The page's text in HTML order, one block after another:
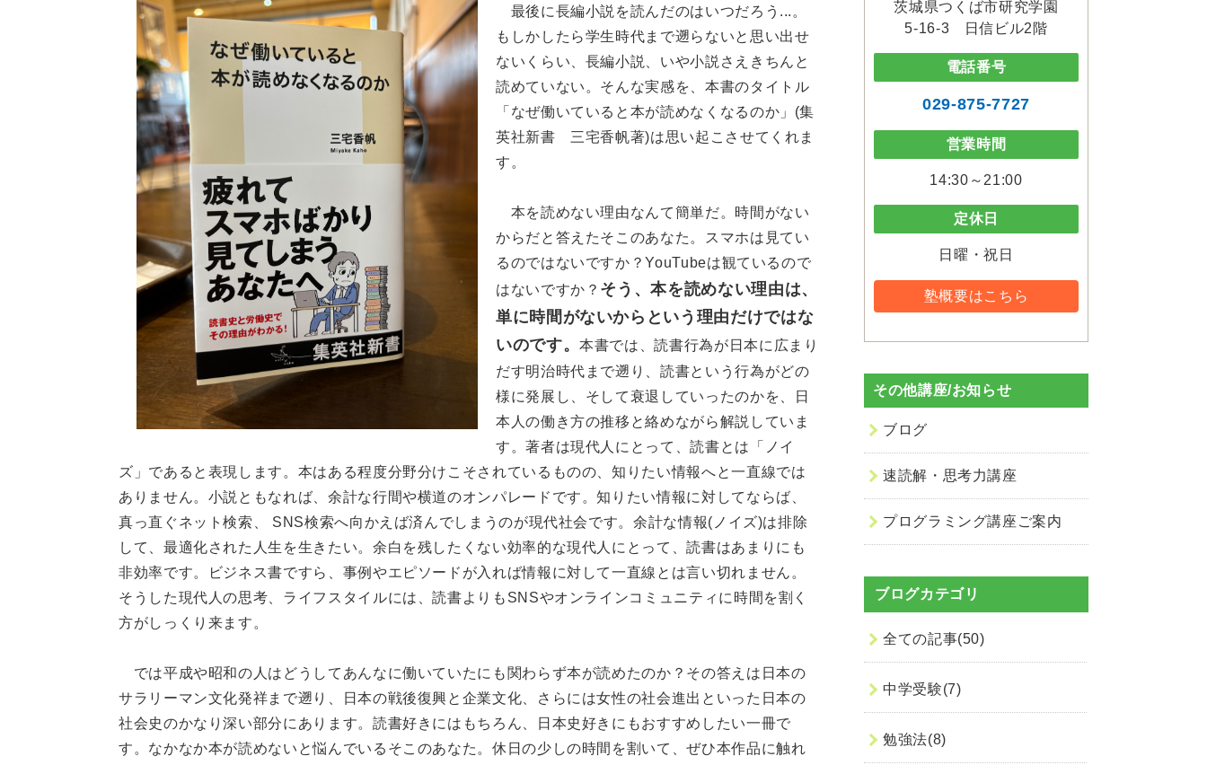
最後に長編小説を読んだのはいつだろう...。
もしかしたら学生時代まで遡らないと思い出せ
ないくらい、長編小説、いや小説さえきちんと
読めていない。そんな実感を、本書のタイトル
「なぜ働いていると本が読めなくなるのか」(集
英社新書 三宅香帆著)は思い起こさせてくれま
す。
本を読めない理由なんて簡単だ。時間がない
からだと答えたそこのあなた。スマホは見てい
るのではないですか？YouTubeは観ているので
はないですか？ そう、本を読めない理由は、
単に時間がないからという理由だけではな
いのです。本書では、読書行為が日本に広まり
だす明治時代まで遡り、読書という行為がどの
様に発展し、そして衰退していったのかを、日
本人の働き方の推移と絡めながら解説していま
す。著者は現代人にとって、読書とは「ノイ
ズ」であると表現します。本はある程度分野分けこそされているものの、知りたい情報へと一直線では
ありません。小説ともなれば、余計な行間や横道のオンパレードです。知りたい情報に対してならば、
真っ直ぐネット検索、 SNS検索へ向かえば済んでしまうのが現代社会です。余計な情報(ノイズ)は排除
して、最適化された人生を生きたい。余白を残したくない効率的な現代人にとって、読書はあまりにも
非効率です。ビジネス書ですら、事例やエピソードが入れば情報に対して一直線とは言い切れません。
そうした現代人の思考、ライフスタイルには、読書よりもSNSやオンラインコミュニティに時間を割く
方がしっくり来ます。
では平成や昭和の人はどうしてあんなに働いていたにも関わらず本が読めたのか？その答えは日本の
サラリーマン文化発祥まで遡り、日本の戦後復興と企業文化、さらには女性の社会進出といった日本の
社会史のかなり深い部分にあります。読書好きにはもちろん、日本史好きにもおすすめしたい一冊で
す。なかなか本が読めないと悩んでいるそこのあなた。休日の少しの時間を割いて、ぜひ本作品に触れ
茨城県つくば市研究学園
5-16-3 日信ビル2階
電話番号
029-875-7727
営業時間
14:30～21:00
定休日
日曜・祝日
塾概要はこちら
その他講座/お知らせ
ブログ
速読解・思考力講座
プログラミング講座ご案内
ブログカテゴリ
全ての記事(50)
中学受験(7)
勉強法(8)